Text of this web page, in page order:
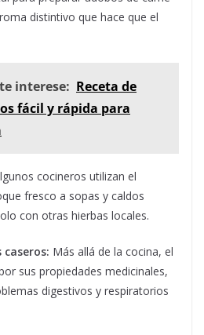
distintivo que hace que el
interese: Receta de
fácil y rápida para
cocineros utilizan el
fresco a sopas y caldos
con otras hierbas locales.
Más allá de la cocina, el
sus propiedades medicinales,
digestivos y respiratorios